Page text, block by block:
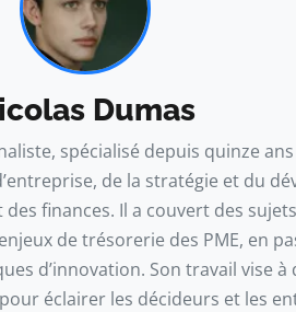
Dumas
spécialisé depuis quinze
de la stratégie et du
finances. Il a couvert des
de trésorerie des PME, en
d’innovation. Son travail vise à
éclairer les décideurs et les